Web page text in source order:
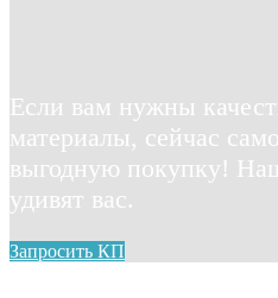
Если вам нужны
материалы, сейчас
выгодную покупку!
удивят вас.
Запросить КП